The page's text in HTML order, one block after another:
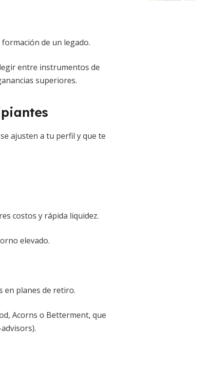
de un legado.
entre instrumentos de
superiores.
ajusten a tu perfil y que te
costos y rápida liquidez.
elevado.
en planes de retiro.
Acorns o Betterment, que